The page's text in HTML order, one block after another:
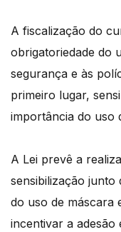
A fiscalização do
obrigatoriedade do
segurança e às
primeiro lugar,
importância do uso
A Lei prevê a
sensibilização
do uso de máscara
incentivar a adesão